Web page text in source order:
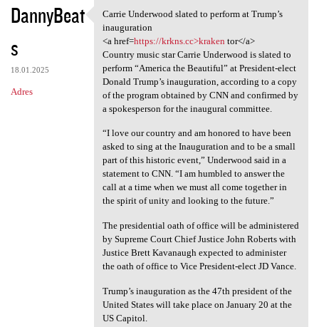
DannyBeat
s
18.01.2025
Adres
Carrie Underwood slated to
Carrie Underwood slated to perform at Trump’s
inauguration
<a href=https://krkns.cc>kraken tor</a>
Country music star Carrie Underwood is slated to
perform “America the Beautiful” at President-elect
Donald Trump’s inauguration, according to a copy
of the program obtained by CNN and confirmed by
a spokesperson for the inaugural committee.
“I love our country and am honored to have been
asked to sing at the Inauguration and to be a small
part of this historic event,” Underwood said in a
statement to CNN. “I am humbled to answer the
call at a time when we must all come together in
the spirit of unity and looking to the future.”
The presidential oath of office will be administered
by Supreme Court Chief Justice John Roberts with
Justice Brett Kavanaugh expected to administer
the oath of office to Vice President-elect JD Vance.
Trump’s inauguration as the 47th president of the
United States will take place on January 20 at the
US Capitol.